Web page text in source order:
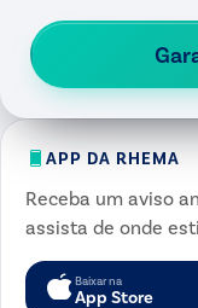
APP DA RHEMA
Receba um aviso
assista de onde
Baixar na
App Store